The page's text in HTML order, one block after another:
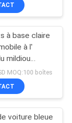
à base claire
à l'
mildiou
à base claire
MOQ:100 boîtes
voiture bleue